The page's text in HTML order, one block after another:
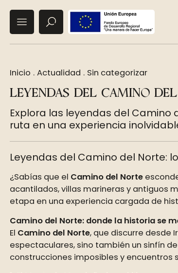
Inicio . Actualidad . Sin categorizar
LEYENDAS DEL CAMINO
Explora las leyendas del
ruta en una experiencia
Leyendas del Camino del Norte:
¿Sabías que el Camino del Norte
acantilados, villas marineras y antiguos
etapa en una experiencia cargada de
Camino del Norte: donde la historia se
El Camino del Norte, que discurre desde
espectaculares, sino también un sinfín de
construcciones imposibles y encuentros